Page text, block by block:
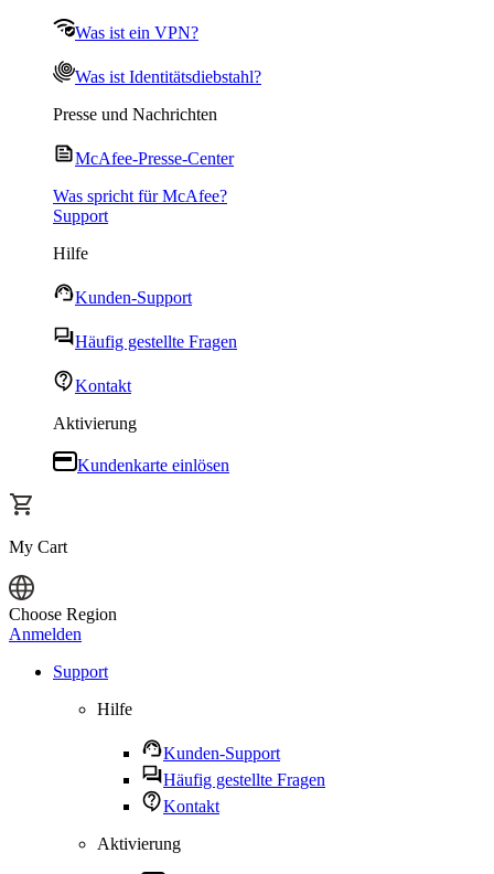
Was ist ein VPN?
Was ist Identitätsdiebstahl?
Presse und Nachrichten
McAfee-Presse-Center
Was spricht für McAfee?
Support
Hilfe
Kunden-Support
Häufig gestellte Fragen
Kontakt
Aktivierung
Kundenkarte einlösen
My Cart
Choose Region
Anmelden
Support
Hilfe
Kunden-Support
Häufig gestellte Fragen
Kontakt
Aktivierung